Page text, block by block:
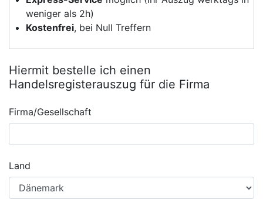
weniger als 2h)
Kostenfrei, bei Null Treffern
Hiermit bestelle ich einen
Handelsregisterauszug für die Firma
Firma/Gesellschaft
Land